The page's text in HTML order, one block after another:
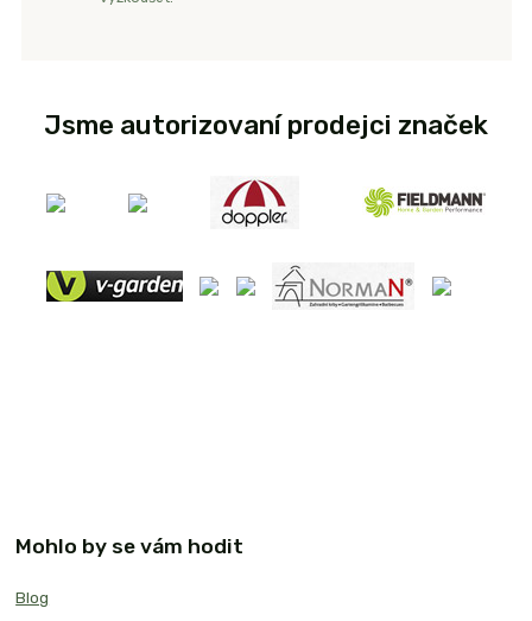
Jsme autorizovaní prodejci značek
Mohlo by se vám hodit
Blog